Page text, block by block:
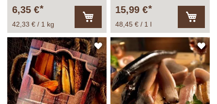
feinen Creme und etwas Dill.
Schlicht & ergreifend.
6,35 €
42,33 € / 1 kg
den
Warenkorb
15,99 €
48,45 € / 1 l
den
ZUR
WUNSCHLISTE
HINZUFÜGEN